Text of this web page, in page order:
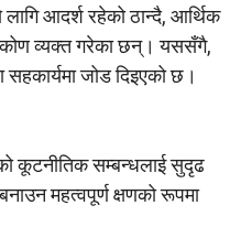
आदर्श रहेको ठान्दै, आर्थिक
व्यक्त गरेका छन्। यससँगै,
सहकार्यमा जोड दिइएको छ।
कूटनीतिक सम्बन्धलाई सुदृढ
बनाउन महत्वपूर्ण क्षणको रूपमा